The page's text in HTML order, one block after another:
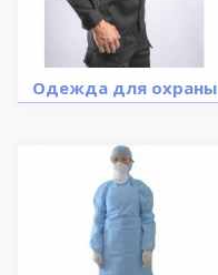
Одежда для охраны